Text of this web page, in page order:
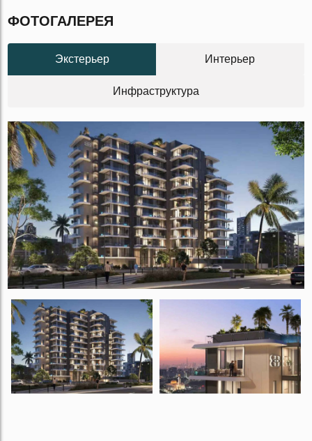
ФОТОГАЛЕРЕЯ
Экстерьер Интерьер
Инфраструктура